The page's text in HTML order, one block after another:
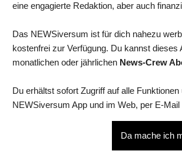
eine engagierte Redaktion, aber auch
Das NEWSiversum ist für dich nahezu
kostenfrei zur Verfügung. Du kannst dieses
monatlichen oder jährlichen News-Crew
Du erhältst sofort Zugriff auf alle Funktionen
NEWSiversum App und im Web, per E-
Da mache ich